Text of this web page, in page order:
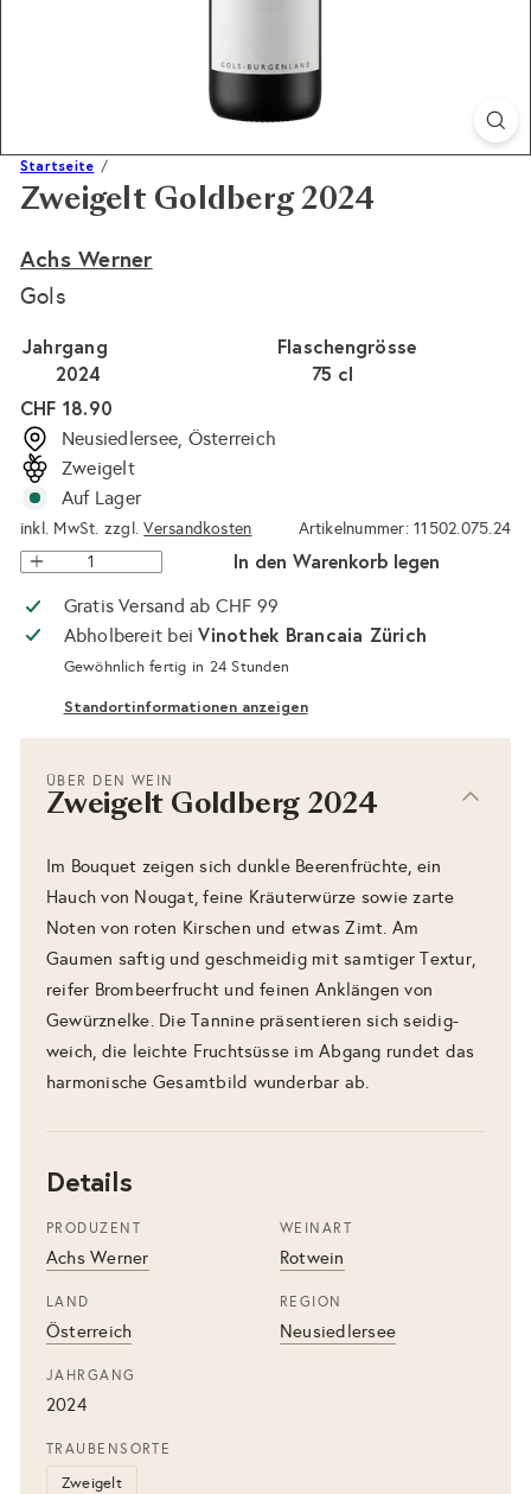
Startseite
Zweigelt Goldberg 2024
Achs Werner
Gols
Flaschengrösse
75 cl
Jahrgang
2024
Normaler
Preis
CHF 18.90
Neusiedlersee, Österreich
Zweigelt
Auf Lager
inkl. MwSt. zzgl.Versandkosten Artikelnummer: 11502.075.24
In den Warenkorb legen
Gratis Versand ab CHF 99
Abholbereit beiVinothek Brancaia Zürich
Gewöhnlich fertig in 24 Stunden
Standortinformationen anzeigen
ÜBER DEN WEIN
Zweigelt Goldberg 2024
Im Bouquet zeigen sich dunkle Beerenfrüchte, ein
Hauch von Nougat, feine Kräuterwürze sowie zarte
Noten von roten Kirschen und etwas Zimt. Am
Gaumen saftig und geschmeidig mit samtiger Textur,
reifer Brombeerfrucht und feinen Anklängen von
Gewürznelke. Die Tannine präsentieren sich seidig-
weich, die leichte Fruchtsüsse im Abgang rundet das
harmonische Gesamtbild wunderbar ab.
Details
PRODUZENT
Achs Werner
WEINART
Rotwein
LAND
Österreich
REGION
Neusiedlersee
JAHRGANG
2024
TRAUBENSORTE
Zweigelt